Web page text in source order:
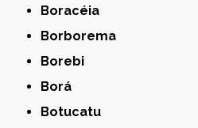
Boracéia
Borborema
Borebi
Borá
Botucatu